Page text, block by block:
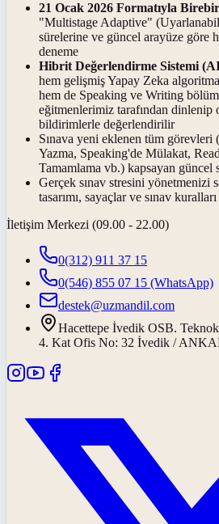
21 Ocak 2026 Formatıyla
"Multistage Adaptive"
sürelerine ve güncel arayüze göre
deneme
Hibrit Değerlendirme Sistemi
hem gelişmiş Yapay Zeka
hem de Speaking ve Writing
eğitmenlerimiz tarafından dinlenip
bildirimlerle değerlendirilir
Sınava yeni eklenen tüm görevleri
Yazma, Speaking'de Mülakat,
Tamamlama vb.) kapsayan güncel
Gerçek sınav stresini yönetmenizi
tasarımı, sayaçlar ve sınav
İletişim Merkezi (09.00 - 22.00)
0(312) 911 37 15
0(546) 855 07 15 (WhatsApp)
destek@uzmandil.com
Hacettepe İvedik OSB.
4. Kat Ofis No: 32 İvedik /